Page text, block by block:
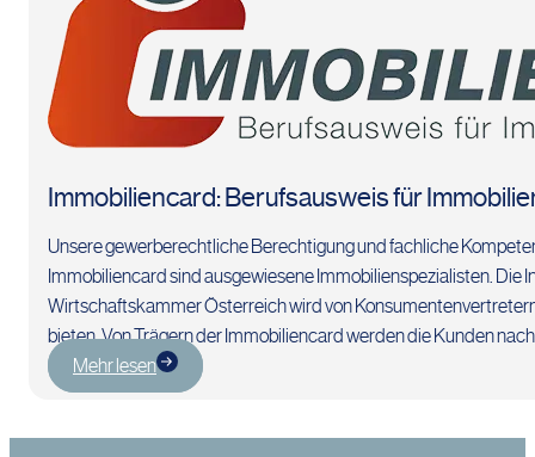
Immobiliencard: Berufsausweis für
Unsere gewerberechtliche Berechtigung und fachliche
Immobiliencard sind ausgewiesene Immobilienspezialisten.
Wirtschaftskammer Österreich wird von
bieten. Von Trägern der Immobiliencard werden die Kunden
Mehr lesen